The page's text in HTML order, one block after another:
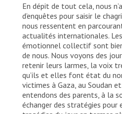
En dépit de tout cela, nous
d’enquêtes pour saisir le
nous ressentent en
actualités internationales. Les
émotionnel collectif sont
de nous. Nous voyons des
retenir leurs larmes, la voix
qu’ils et elles font état du
victimes à Gaza, au Soudan
entendons des parents, à la
échanger des stratégies pour